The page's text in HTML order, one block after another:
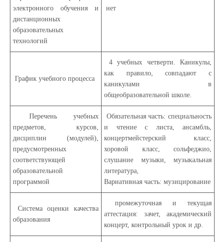
электронного обучения и
дистанционных
образовательных
технологий
нет
График учебного процесса
4 учебных четверти. Каникулы,
как правило, совпадают с
каникулами в
общеобразовательной школе.
Перечень учебных
предметов, курсов,
дисциплин (модулей),
предусмотренных
соответствующей
образовательной
программой
Обязательная часть: специальность
и чтение с листа, ансамбль,
концертмейстерский класс,
хоровой класс, сольфеджио,
слушание музыки, музыкальная
литература,
Вариативная часть: музицирование
Система оценки качества
образования
промежуточная и текущая
аттестация: зачет, академический
концерт, контрольный урок и др.